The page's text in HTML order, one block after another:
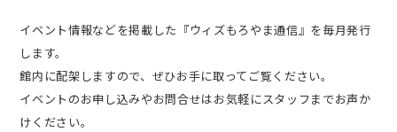
イベント情報などを掲載した『ウィズもろやま通信』を毎月発行
します。
館内に配架しますので、ぜひお手に取ってご覧ください。
イベントのお申し込みやお問合せはお気軽にスタッフまでお声か
けください。